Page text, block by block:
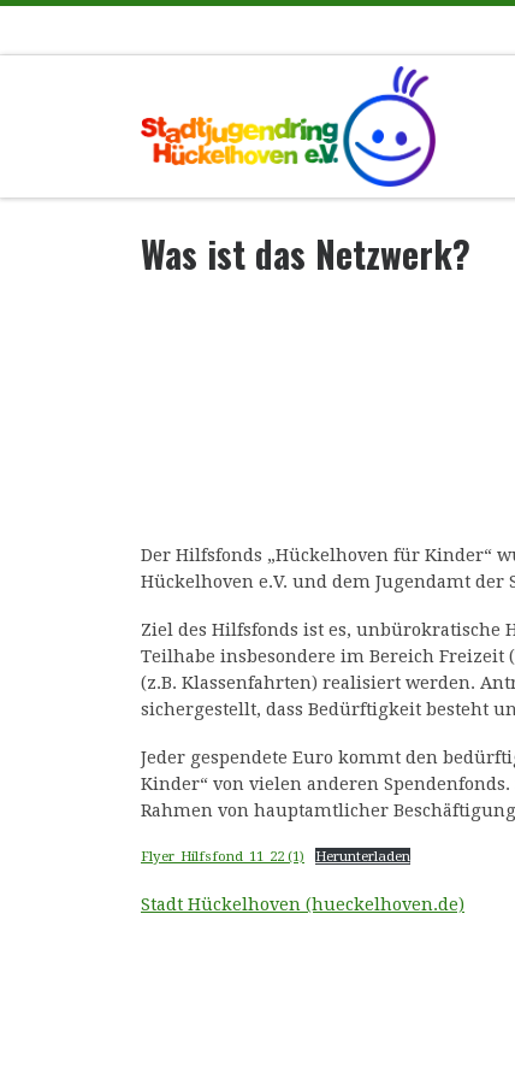
Was ist das Netzwerk?
Der Hilfsfonds „Hückelhoven für Kinder“
Hückelhoven e.V. und dem Jugendamt der
Ziel des Hilfsfonds ist es,
Teilhabe insbesondere im Bereich
(z.B. Klassenfahrten) realisiert werden.
sichergestellt, dass Bedürftigkeit besteht
Jeder gespendete Euro kommt den
Kinder“ von vielen anderen
Rahmen von hauptamtlicher
Flyer_Hilfsfond_11_22 (1) Herunterladen
Stadt Hückelhoven (hueckelhoven.de)